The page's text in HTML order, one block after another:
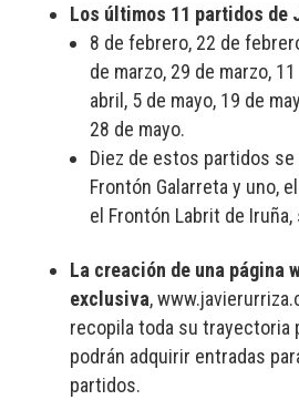
Los últimos 11 partidos de
8 de febrero, 22 de
de marzo, 29 de marzo,
abril, 5 de mayo, 19 de
28 de mayo.
Diez de estos partidos
Frontón Galarreta y uno,
el Frontón Labrit de
La creación de una página
exclusiva,
recopila toda su trayectoria
podrán adquirir entradas
partidos.